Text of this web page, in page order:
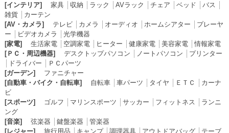
[インテリア]
家具│ 収納 ラック AVラック チェア ベッド バス
雑貨│ カーテン
[AV・カメラ]
テレビ│ カメラ オーディオ ホームシアター
プレーヤ
ー
ビデオカメラ
光学機器
[家電]
生活家電│ 空調家電│ ヒーター 健康家電│ 美容家電│情報家電
[ＰＣ・周辺機器]
デスクトップパソコン ノートパソコン
プリンター
ドライバー
ＰＣパーツ
[ガーデン]
ファニチャー
[自動車・バイク・自転車]
自転車│ 車パーツ タイヤ ＥＴＣ
カーナ
ビ
[スポーツ]
ゴルフ マリンスポーツ サッカー フィットネス
ランニ
ング
[音楽]
弦楽器 鍵盤楽器
管楽器
[レジャー]
旅行用品 キャンプ│ 調理器具│ アウトドアバッグ│ テーブ